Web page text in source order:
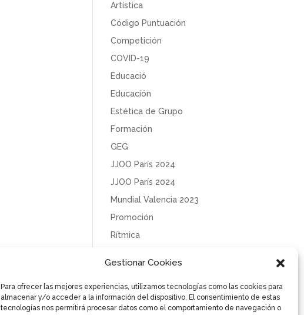
Gestionar Cookies
Para ofrecer las mejores experiencias, utilizamos tecnologías como las cookies para
almacenar y/o acceder a la información del dispositivo. El consentimiento de estas
tecnologías nos permitirá procesar datos como el comportamiento de navegación o
Artística
Código Puntuación
Competición
COVID-19
Educació
Educación
Estética de Grupo
Formación
GEG
JJOO París 2024
JJOO París 2024
Mundial Valencia 2023
Promoción
Rítmica
Tecnificación
Uncategorized